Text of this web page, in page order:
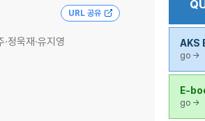
URL 공유
·정욱재·유지영
AKS
go →
E-
go →